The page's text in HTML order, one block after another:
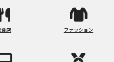
食店 ファッション